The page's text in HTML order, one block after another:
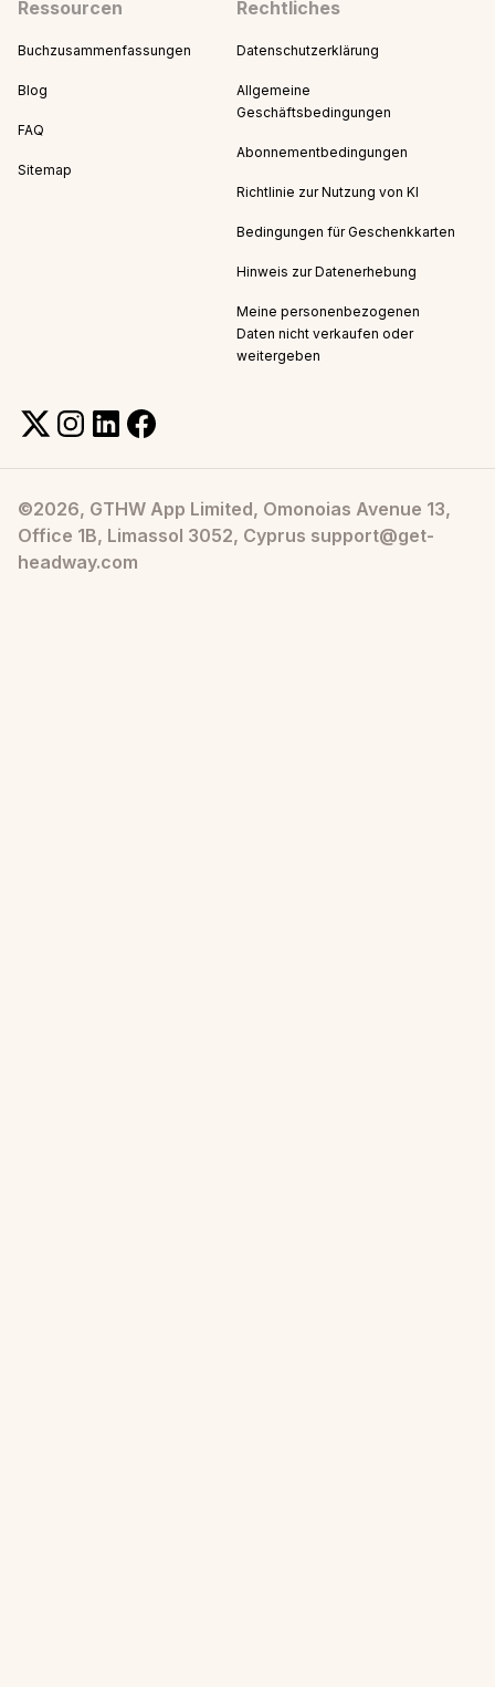
Ressourcen
Buchzusammenfassungen
Blog
FAQ
Sitemap
Rechtliches
Datenschutzerklärung
Allgemeine
Geschäftsbedingungen
Abonnementbedingungen
Richtlinie zur Nutzung von KI
Bedingungen für Geschenkkarten
Hinweis zur Datenerhebung
Meine personenbezogenen
Daten nicht verkaufen oder
weitergeben
©2026, GTHW App Limited, Omonoias Avenue 13,
Office 1B, Limassol 3052, Cyprus support@get-
headway.com